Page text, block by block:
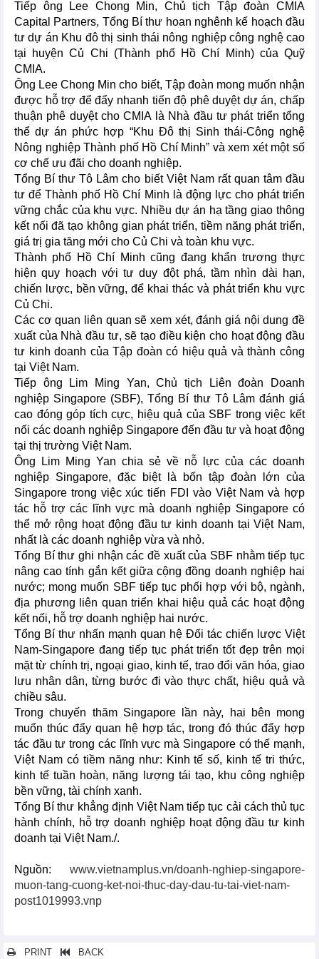
Tiếp ông Lee Chong Min, Chủ tịch Tập đoàn CMIA
Capital Partners, Tổng Bí thư hoan nghênh kế hoạch đầu
tư dự án Khu đô thị sinh thái nông nghiệp công nghệ cao
tại huyện Củ Chi (Thành phố Hồ Chí Minh) của Quỹ
CMIA.
Ông Lee Chong Min cho biết, Tập đoàn mong muốn nhận
được hỗ trợ để đẩy nhanh tiến độ phê duyệt dự án, chấp
thuận phê duyệt cho CMIA là Nhà đầu tư phát triển tổng
thể dự án phức hợp “Khu Đô thị Sinh thái-Công nghệ
Nông nghiệp Thành phố Hồ Chí Minh” và xem xét một số
cơ chế ưu đãi cho doanh nghiệp.
Tổng Bí thư Tô Lâm cho biết Việt Nam rất quan tâm đầu
tư để Thành phố Hồ Chí Minh là động lực cho phát triển
vững chắc của khu vực. Nhiều dự án hạ tầng giao thông
kết nối đã tạo không gian phát triển, tiềm năng phát triển,
giá trị gia tăng mới cho Củ Chi và toàn khu vực.
Thành phố Hồ Chí Minh cũng đang khẩn trương thực
hiện quy hoạch với tư duy đột phá, tầm nhìn dài hạn,
chiến lược, bền vững, để khai thác và phát triển khu vực
Củ Chi.
Các cơ quan liên quan sẽ xem xét, đánh giá nội dung đề
xuất của Nhà đầu tư, sẽ tạo điều kiện cho hoạt động đầu
tư kinh doanh của Tập đoàn có hiệu quả và thành công
tại Việt Nam.
Tiếp ông Lim Ming Yan, Chủ tịch Liên đoàn Doanh
nghiệp Singapore (SBF), Tổng Bí thư Tô Lâm đánh giá
cao đóng góp tích cực, hiệu quả của SBF trong việc kết
nối các doanh nghiệp Singapore đến đầu tư và hoạt động
tại thị trường Việt Nam.
Ông Lim Ming Yan chia sẻ về nỗ lực của các doanh
nghiệp Singapore, đặc biệt là bốn tập đoàn lớn của
Singapore trong việc xúc tiến FDI vào Việt Nam và hợp
tác hỗ trợ các lĩnh vực mà doanh nghiệp Singapore có
thể mở rộng hoạt động đầu tư kinh doanh tại Việt Nam,
nhất là các doanh nghiệp vừa và nhỏ.
Tổng Bí thư ghi nhận các đề xuất của SBF nhằm tiếp tục
nâng cao tính gắn kết giữa cộng đồng doanh nghiệp hai
nước; mong muốn SBF tiếp tục phối hợp với bộ, ngành,
địa phương liên quan triển khai hiệu quả các hoạt động
kết nối, hỗ trợ doanh nghiệp hai nước.
Tổng Bí thư nhấn mạnh quan hệ Đối tác chiến lược Việt
Nam-Singapore đang tiếp tục phát triển tốt đẹp trên mọi
mặt từ chính trị, ngoại giao, kinh tế, trao đổi văn hóa, giao
lưu nhân dân, từng bước đi vào thực chất, hiệu quả và
chiều sâu.
Trong chuyến thăm Singapore lần này, hai bên mong
muốn thúc đẩy quan hệ hợp tác, trong đó thúc đẩy hợp
tác đầu tư trong các lĩnh vực mà Singapore có thế mạnh,
Việt Nam có tiềm năng như: Kinh tế số, kinh tế tri thức,
kinh tế tuần hoàn, năng lượng tái tạo, khu công nghiệp
bền vững, tài chính xanh.
Tổng Bí thư khẳng định Việt Nam tiếp tục cải cách thủ tục
hành chính, hỗ trợ doanh nghiệp hoạt động đầu tư kinh
doanh tại Việt Nam./.
Nguồn: www.vietnamplus.vn/doanh-nghiep-singapore-
muon-tang-cuong-ket-noi-thuc-day-dau-tu-tai-viet-nam-
post1019993.vnp
PRINT BACK